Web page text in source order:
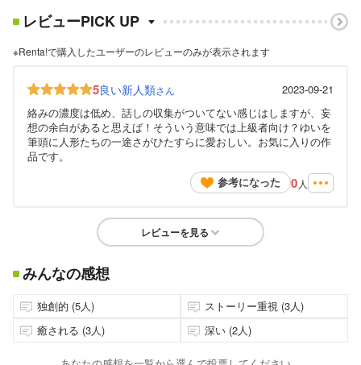
レビューPICK UP
※Renta!で購入したユーザーのレビューのみが表示されます
5良い新人類さん
2023-09-21
絡みの濃度は低め、話しの収集がついてない感じはしますが、妄
想の余白があると思えば！そういう意味では上級者向け？ゆいを
筆頭に人形たちの一途さがひたすらに愛おしい。お気に入りの作
品です。
参考になった
0 人
レビューを見る
みんなの感想
独創的 (5人)
ストーリー重視 (3人)
癒される (3人)
深い (2人)